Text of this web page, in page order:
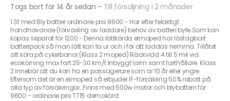
Togs bort för 14 år sedan - Till försäljning i 2 månader
1 St med Bly batteri ordinarie pris 9600:- Har efter felaktigt
handhavande (förväxling av laddare) behov av batteri byte.Som kan
köpas separat för 1200:- Denna lättkörda elmoped har löstagbart
batteripack så man lätt kan ta ur och i för att laddas hemma. Tillåtet
att köra på cykelbanor.(Klass 2 moped) Räckvidd 4 till 5 mil vid
ecokörning max fart 25-30 km/t Inbyggt larm samt farthållare. Klass
2 innebär att du kan ha en passagerare som är 10 år eller yngre.
Eftersom det är en elmoped så erbjuder IF-försäkring 50% rabatt på
alla typ av försäkringar. Finns med 500w motor och blybatterri för
9600:- ordinarie pris TT15 demokörd: